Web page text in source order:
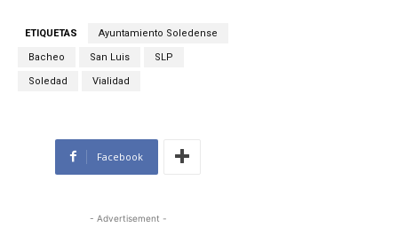
ETIQUETAS Ayuntamiento Soledense
Bacheo San Luis SLP
Soledad Vialidad
Facebook
- Advertisement -